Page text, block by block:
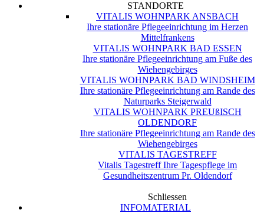
STANDORTE
VITALIS WOHNPARK ANSBACH
Ihre stationäre Pflegeeinrichtung im Herzen
Mittelfrankens
VITALIS WOHNPARK BAD ESSEN
Ihre stationäre Pflegeeinrichtung am Fuße des
Wiehengebirges
VITALIS WOHNPARK BAD WINDSHEIM
Ihre stationäre Pflegeeinrichtung am Rande des
Naturparks Steigerwald
VITALIS WOHNPARK PREUßISCH
OLDENDORF
Ihre stationäre Pflegeeinrichtung am Rande des
Wiehengebirges
VITALIS TAGESTREFF
Vitalis Tagestreff Ihre Tagespflege im
Gesundheitszentrum Pr. Oldendorf
Schliessen
INFOMATERIAL